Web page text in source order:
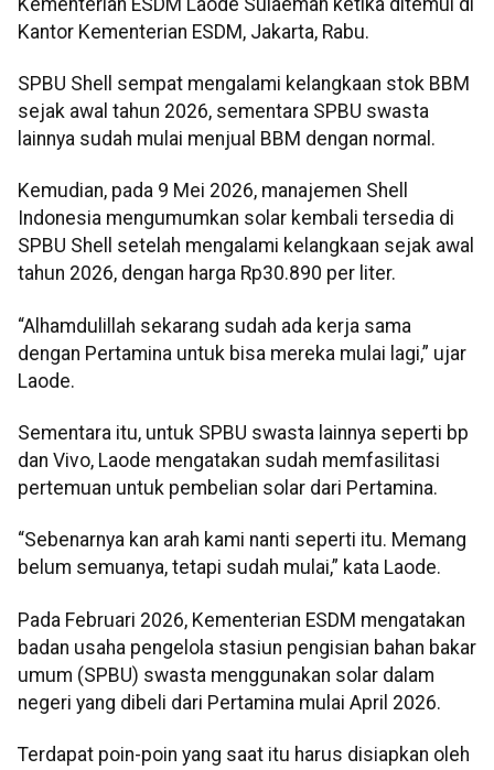
Kantor Kementerian ESDM, Jakarta, Rabu.
SPBU Shell sempat mengalami kelangkaan stok BBM
sejak awal tahun 2026, sementara SPBU swasta
lainnya sudah mulai menjual BBM dengan normal.
Kemudian, pada 9 Mei 2026, manajemen Shell
Indonesia mengumumkan solar kembali tersedia di
SPBU Shell setelah mengalami kelangkaan sejak awal
tahun 2026, dengan harga Rp30.890 per liter.
“Alhamdulillah sekarang sudah ada kerja sama
dengan Pertamina untuk bisa mereka mulai lagi,” ujar
Laode.
Sementara itu, untuk SPBU swasta lainnya seperti bp
dan Vivo, Laode mengatakan sudah memfasilitasi
pertemuan untuk pembelian solar dari Pertamina.
“Sebenarnya kan arah kami nanti seperti itu. Memang
belum semuanya, tetapi sudah mulai,” kata Laode.
Pada Februari 2026, Kementerian ESDM mengatakan
badan usaha pengelola stasiun pengisian bahan bakar
umum (SPBU) swasta menggunakan solar dalam
negeri yang dibeli dari Pertamina mulai April 2026.
Terdapat poin-poin yang saat itu harus disiapkan oleh